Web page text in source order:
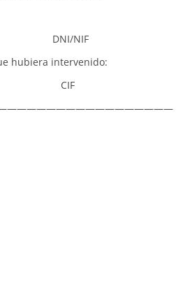
NIF
hubiera intervenido:
CIF